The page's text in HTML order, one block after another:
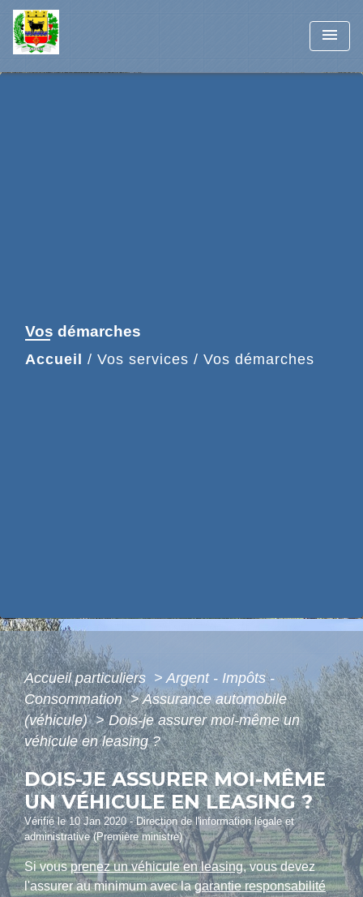
menu
Vos démarches
Accueil / Vos services / Vos démarches
Accueil particuliers > Argent - Impôts -
Consommation> Assurance automobile
(véhicule)> Dois-je assurer moi-même un
véhicule en leasing ?
DOIS-JE ASSURER MOI-MÊME
UN VÉHICULE EN LEASING ?
Vérifié le 10 Jan 2020 - Direction de l'information légale et
administrative (Première ministre)
Si vousprenez un véhicule en leasing, vous devez
l'assurer au minimum avec lagarantie responsabilité